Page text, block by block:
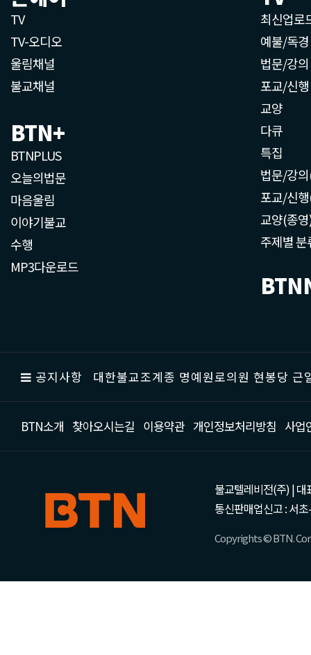
TV
TV-오디오
울림채널
불교채널
BTN+
BTNPLUS
오늘의법문
마음울림
이야기불교
수행
MP3다운로드
최신업로
예불/독경
법문/강의
포교/신행
교양
다큐
특집
법문/강
포교/신
교양(종
주제별 분
공지사항 대한불교조계종 명예원로의원 현봉당
BTN소개 찾아오시는길 이용약관 개인정보처리방침 사업
불교텔레비전(주) | 대
통신판매업신고 : 서
Copyrights © BTN.